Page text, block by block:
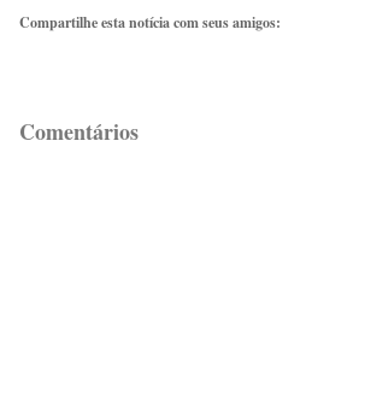
Compartilhe esta notícia com seus amigos:
Comentários